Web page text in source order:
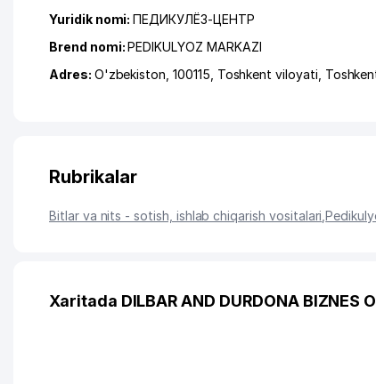
Yuridik nomi:ПЕДИКУЛЁЗ-ЦЕНТР
Brend nomi:PEDIKULYOZ MARKAZI
Adres: O'zbekiston, 100115, Toshkent viloyati
Rubrikalar
Bitlar va nits - sotish, ishlab chiqarish vositalari ,
Xaritada DILBAR AND DURDONA BIZNES